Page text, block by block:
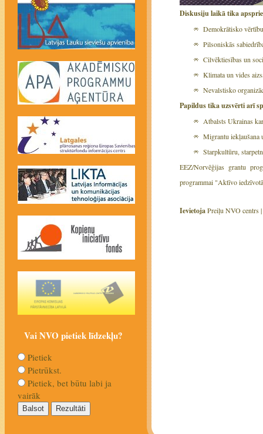
Diskusiju laikā tika
Demokrātisko
Pilsoniskās
Cilvēktiesības un
Klimata un vides
Nevalstisko
Papildus tika uzsvērti arī
Atbalsts Ukrainas
Migrantu iekļaušana
Starpkultūru,
EEZ/Norvēģijas grantu
programmai "Aktīvo
IevietojaPreiļu NVO centrs |
Vai NVO pietiek līdzekļu?
Pietiek
Pietrūkst.
Pietiek, bet būtu labi ja
vairāk